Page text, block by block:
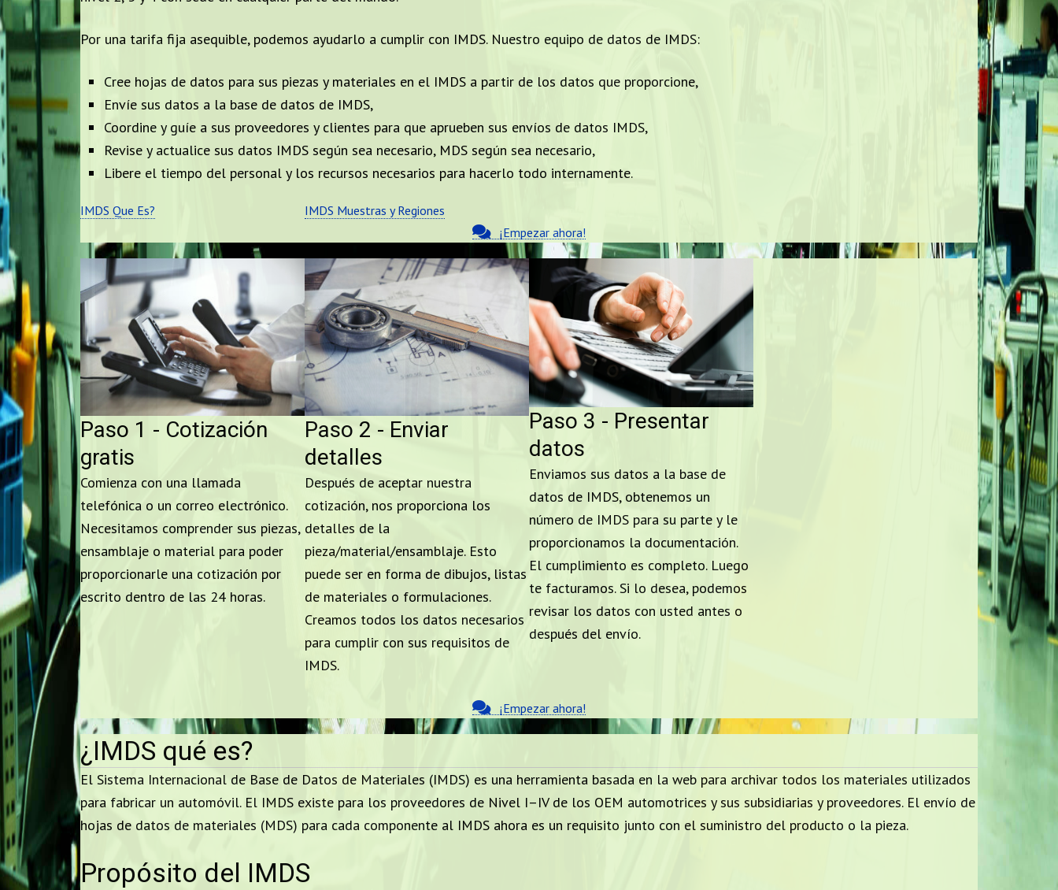
Por una tarifa fija asequible, podemos ayudarlo a cumplir con IMDS. Nuestro equipo de datos de IMDS:
Cree hojas de datos para sus piezas y materiales en el IMDS a partir de los datos que proporcione,
Envíe sus datos a la base de datos de IMDS,
Coordine y guíe a sus proveedores y clientes para que aprueben sus envíos de datos IMDS,
Revise y actualice sus datos IMDS según sea necesario, MDS según sea necesario,
Libere el tiempo del personal y los recursos necesarios para hacerlo todo internamente.
IMDS Que Es?
IMDS Muestras y Regiones
¡Empezar ahora!
Paso 1 - Cotización
gratis
Comienza con una llamada
telefónica o un correo electrónico.
Necesitamos comprender sus piezas,
ensamblaje o material para poder
proporcionarle una cotización por
escrito dentro de las 24 horas.
Paso 2 - Enviar
detalles
Después de aceptar nuestra
cotización, nos proporciona los
detalles de la
pieza/material/ensamblaje. Esto
puede ser en forma de dibujos, listas
de materiales o formulaciones.
Creamos todos los datos necesarios
para cumplir con sus requisitos de
IMDS.
Paso 3 - Presentar
datos
Enviamos sus datos a la base de
datos de IMDS, obtenemos un
número de IMDS para su parte y le
proporcionamos la documentación.
El cumplimiento es completo. Luego
te facturamos. Si lo desea, podemos
revisar los datos con usted antes o
después del envío.
¡Empezar ahora!
¿IMDS qué es?
El Sistema Internacional de Base de Datos de Materiales (IMDS) es una herramienta basada en la web para archivar todos los materiales utilizados
para fabricar un automóvil. El IMDS existe para los proveedores de Nivel I–IV de los OEM automotrices y sus subsidiarias y proveedores. El envío de
hojas de datos de materiales (MDS) para cada componente al IMDS ahora es un requisito junto con el suministro del producto o la pieza.
Propósito del IMDS